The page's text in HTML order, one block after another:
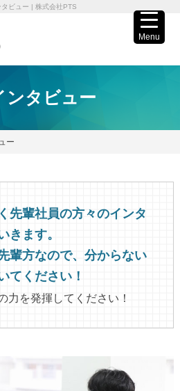
ビュー | 株式会社PTS
ンタビュー
ー
先輩社員の方々のインタ
きます。
輩方なので、分からない
てください！
力を発揮してください！
Menu